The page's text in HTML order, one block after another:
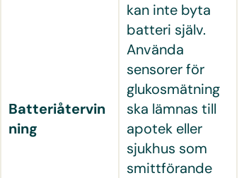
Batteriåtervin
ning
kan inte byta
batteri själv.
Använda
sensorer för
glukosmätning
ska lämnas till
apotek eller
sjukhus som
smittförande